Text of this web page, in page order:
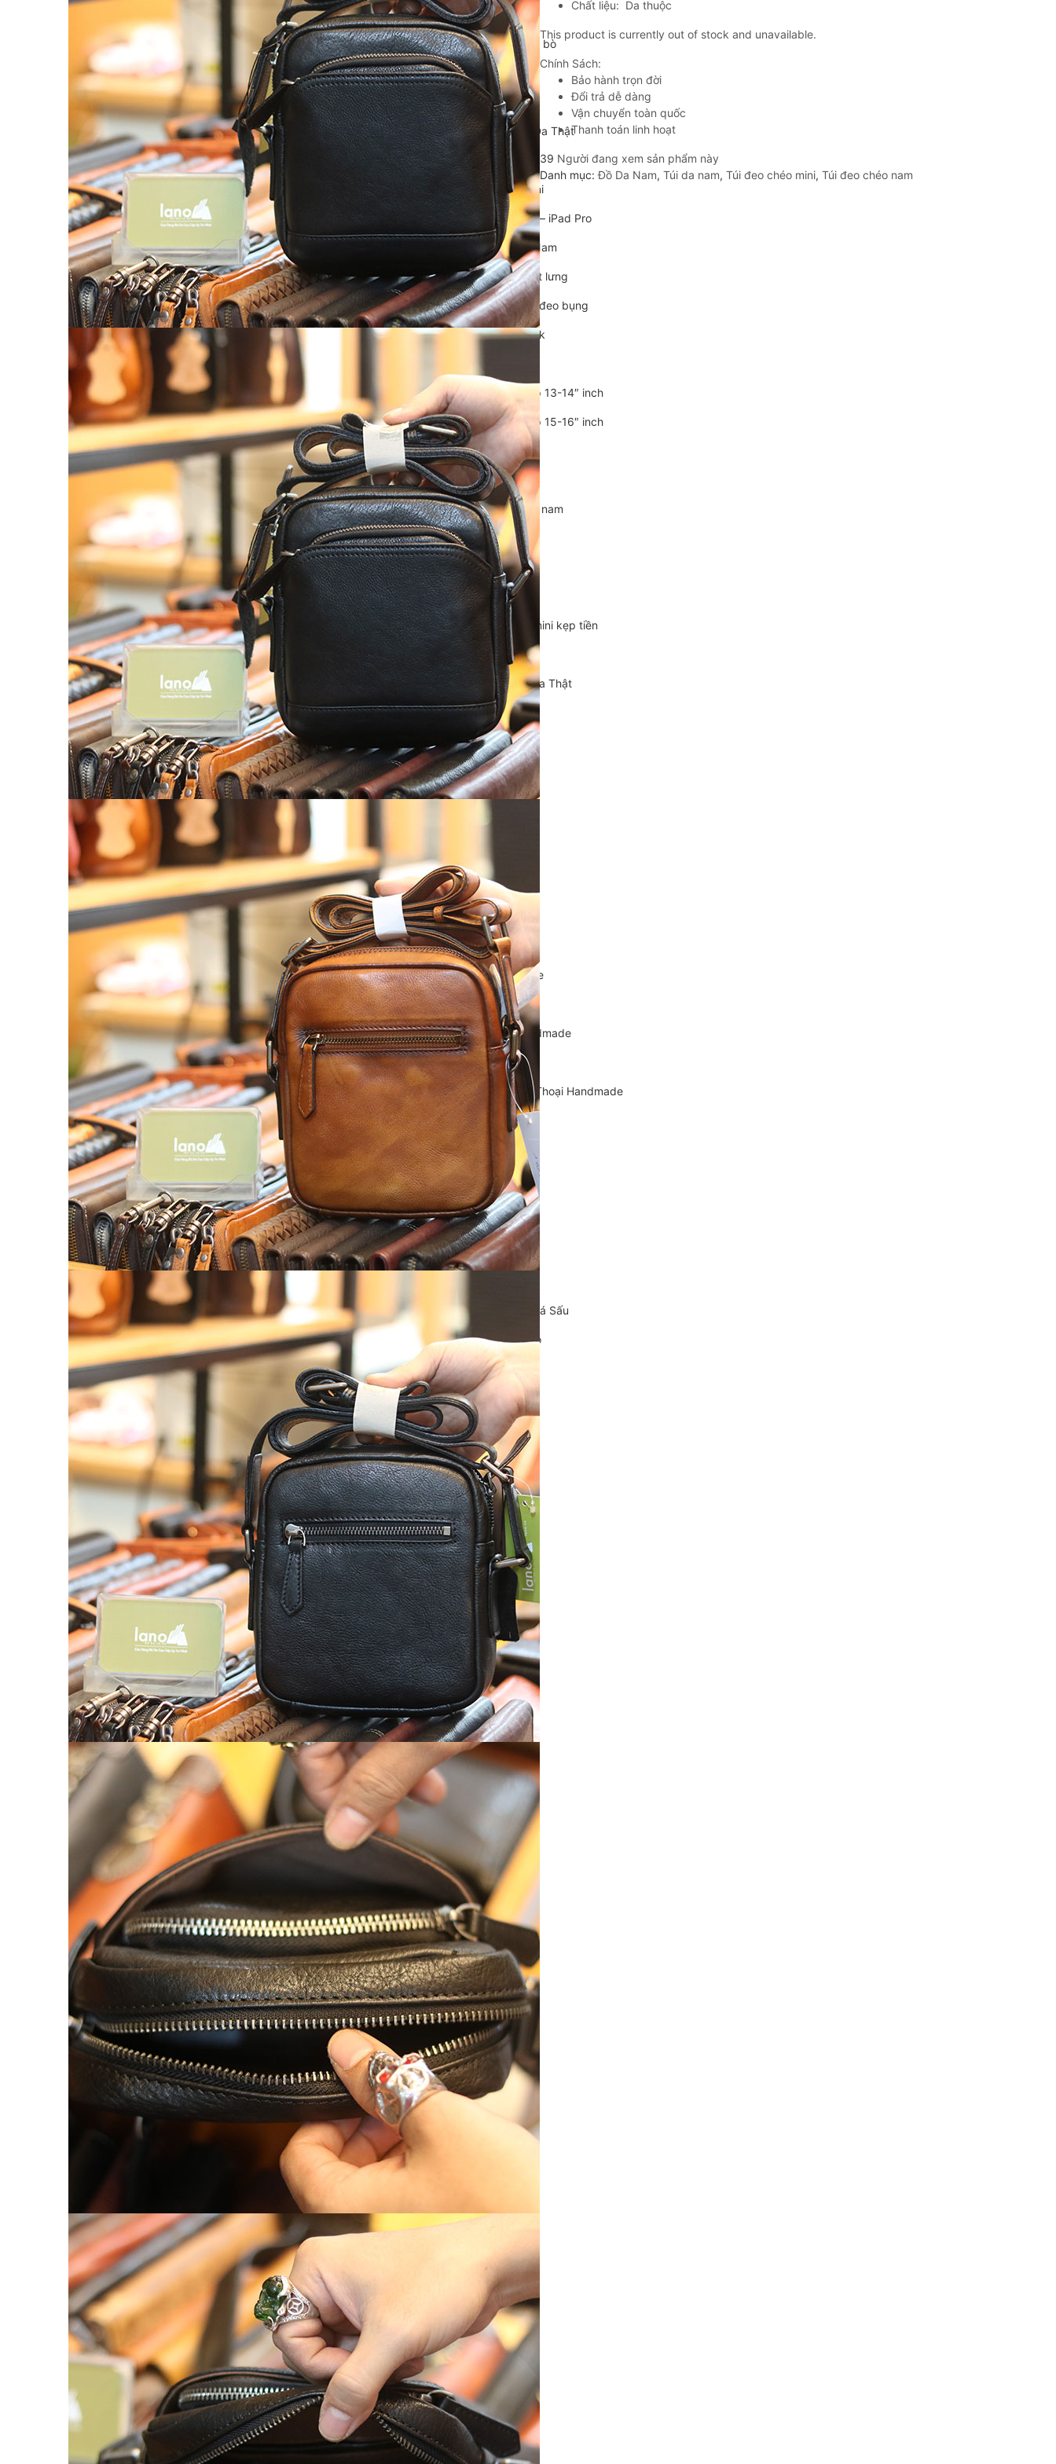
Túi da nam
Túi đeo chéo nam
Túi Bao Tử Nam Da Thật
Túi đeo chéo mini
Túi đựng iPad mini
Túi đựng iPad Air – iPad Pro
Túi Da Cầm Tay Nam
Túi đeo hông, thắt lưng
Túi da đeo ngực, đeo bụng
Túi đựng macbook
Balo Da Nam
Balo đựng Laptop 13-14″ inch
Balo đựng Laptop 15-16″ inch
Balo mini da thật
Balo du lịch
Balo da đeo chéo nam
Ví da nam
Ví Cầm Tay Nam
Ví Ngắn Nam
Ví đựng thẻ – Ví mini kẹp tiền
Ví da cá sấu
Túi Du Lịch, Túi Trống Da Thật
ĐỒ DA NỮ
Balo nữ da thật
Túi đeo chéo da nữ
Ví Clutch cầm tay nữ
Túi Xách Da Nữ
ĐỒ DA HANDMADE
Bóp Ví Da Handmade
Túi Da Clutch handmade
Túi da nữ handmade
Dây Thắt Lưng Da Handmade
Cặp Da Handmade
Bao Da, Ốp Lưng Điện Thoại Handmade
Chế tác đồ da
CLUTCH
KHUYẾN MÃI
ĐỒ DA CÁ SẤU
Ví da cá sấu
Ví Cầm Tay Clutch Da Cá Sấu
Túi Xách – Túi Đeo Chéo
Ví kẹp tiền
LIÊN HỆ
Cặp da cán bộ
Cặp xách nam da bò
Túi da nam
Túi đeo chéo nam
Túi Bao Tử Nam Da Thật
Túi đeo chéo mini
Túi đựng iPad mini
Túi đựng iPad Air – iPad Pro
Túi Da Cầm Tay Nam
Túi đeo hông, thắt lưng
Túi da đeo ngực, đeo bụng
Túi đựng macbook
Balo đựng Laptop 13-14″ inch
Balo đựng Laptop 15-16″ inch
Balo mini da thật
Balo du lịch
Balo da đeo chéo nam
Ví da nam
Ví Cầm Tay Nam
Ví Ngắn Nam
Ví đựng thẻ – Ví mini kẹp tiền
Ví da cá sấu
Túi Du Lịch, Túi Trống Da Thật
Túi Xách Da Nam
Balo nữ da thật
Túi Xách Da Nữ
ĐỒ DA HANDMADE
Bóp Ví Da Handmade
Túi Da Clutch handmade
Túi da nữ handmade
Dây Thắt Lưng Da Handmade
Cặp Da Handmade
Bao Da, Ốp Lưng Điện Thoại Handmade
Chế tác đồ da
CLUTCH
KHUYẾN MÃI
ĐỒ DA CÁ SẤU
Ví Cầm Tay Clutch Da Cá Sấu
Túi Xách – Túi Đeo Chéo
Ví kẹp tiền
LIÊN HỆ
Chất liệu: Da thuộc
This product is currently out of stock and unavailable.
Chính Sách:
Bảo hành trọn đời
Đổi trả dễ dàng
Vận chuyển toàn quốc
Thanh toán linh hoạt
39 Người đang xem sản phẩm này
Danh mục:Đồ Da Nam, Túi da nam, Túi đeo chéo mini, Túi đeo chéo nam